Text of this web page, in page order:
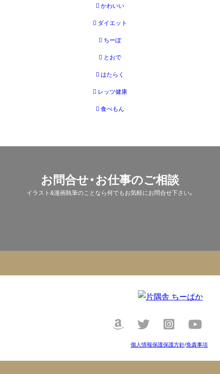
かわいい
ダイエット
ちーぽ
とおで
はたらく
レッツ健康
食べもん
お問合せ・お仕事のご相談
イラスト&漫画執筆のことなら何でもお気軽にお問合せ下さい。
個人情報保護保護方針/免責事項